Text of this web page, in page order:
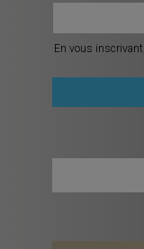
En vous